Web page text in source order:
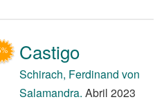
Castigo
Schirach, Ferdinand von
Salamandra. Abril 2023